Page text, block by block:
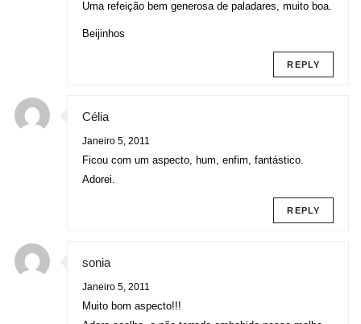
Uma refeição bem generosa de paladares, muito boa.
Beijinhos
REPLY
Célia
Janeiro 5, 2011
Ficou com um aspecto, hum, enfim, fantástico.
Adorei.
REPLY
sonia
Janeiro 5, 2011
Muito bom aspecto!!!